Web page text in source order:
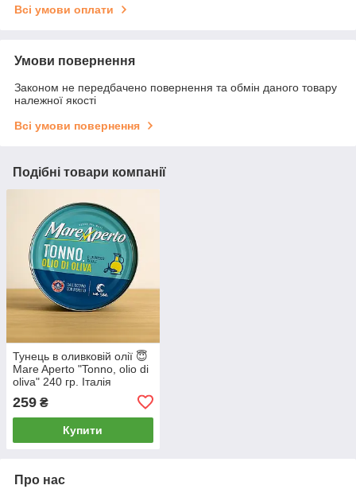
Всі умови оплати
Умови повернення
Законом не передбачено повернення та обмін даного товару
належної якості
Всі умови повернення
Подібні товари компанії
Тунець в оливковій олії 😇
Mare Aperto "Tonno, olio di
oliva" 240 гр. Італія
259 ₴
Купити
Про нас